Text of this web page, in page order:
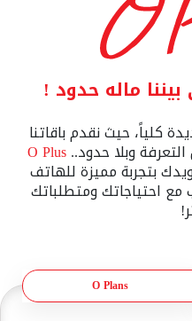
كلياً، حيث نقدم باقاتنا
وبلا حدود..O Plus
بتجربة مميزة للهاتف
احتياجاتك ومتطلباتك
O Plans